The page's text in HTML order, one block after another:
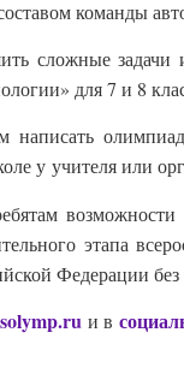
команды
сложные
для 7 и 8
у учителя или
этапа
Федерации
и в
формы